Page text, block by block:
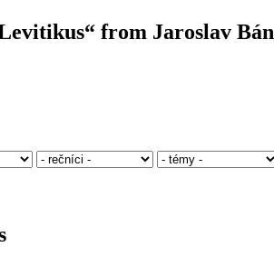
from Jaroslav Bán